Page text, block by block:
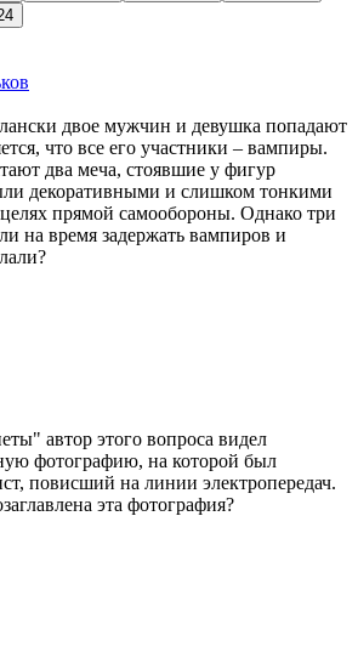
двое мужчин и девушка попадают
что все его участники – вампиры.
два меча, стоявшие у фигур
декоративными и слишком тонкими
прямой самообороны. Однако три
на время задержать вампиров и
автор этого вопроса видел
фотографию, на которой был
повисший на линии электропередач.
эта фотография?